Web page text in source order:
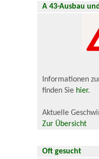
A 43-Ausbau
Informationen
finden Sie hier.
Aktuelle
Zur Übersicht
Oft gesucht